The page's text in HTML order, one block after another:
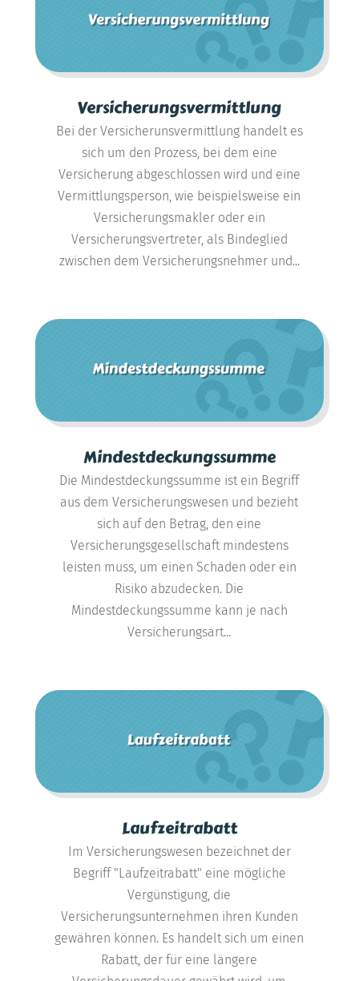
Versicherungsvermittlung
Bei der Versicherunsvermittlung handelt es
sich um den Prozess, bei dem eine
Versicherung abgeschlossen wird und eine
Vermittlungsperson, wie beispielsweise ein
Versicherungsmakler oder ein
Versicherungsvertreter, als Bindeglied
zwischen dem Versicherungsnehmer und...
Mindestdeckungssumme
Die Mindestdeckungssumme ist ein Begriff
aus dem Versicherungswesen und bezieht
sich auf den Betrag, den eine
Versicherungsgesellschaft mindestens
leisten muss, um einen Schaden oder ein
Risiko abzudecken. Die
Mindestdeckungssumme kann je nach
Versicherungsart...
Laufzeitrabatt
Im Versicherungswesen bezeichnet der
Begriff "Laufzeitrabatt" eine mögliche
Vergünstigung, die
Versicherungsunternehmen ihren Kunden
gewähren können. Es handelt sich um einen
Rabatt, der für eine längere